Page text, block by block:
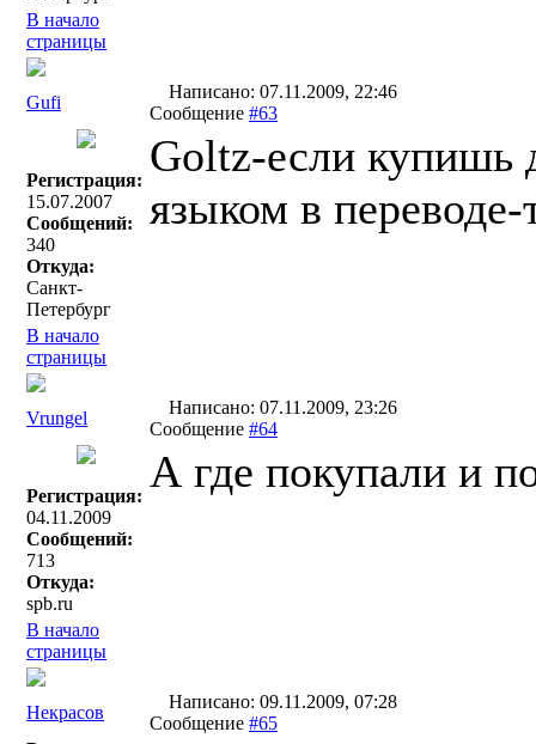
В начало
страницы
Gufi
Написано: 07.11.2009, 22:46
Сообщение #63
Регистрация:
15.07.2007
Сообщений:
340
Откуда:
Санкт-
Петербург
Goltz-если купишь
языком в
В начало
страницы
Vrungel
Написано: 07.11.2009, 23:26
Сообщение #64
Регистрация:
04.11.2009
Сообщений:
713
Откуда:
spb.ru
А где покупали и
В начало
страницы
Некрасов
Написано: 09.11.2009, 07:28
Сообщение #65